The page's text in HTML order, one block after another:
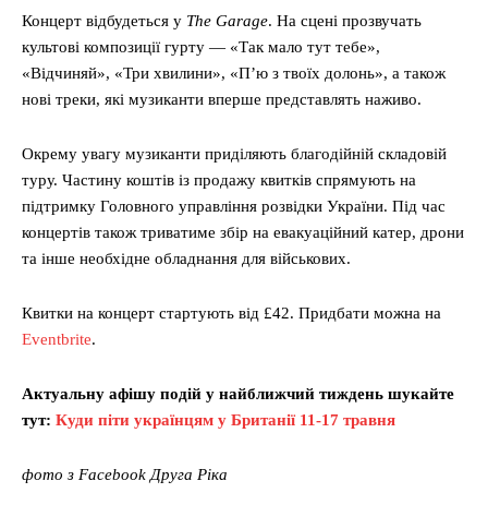
Концерт відбудеться у The Garage. На сцені прозвучать
культові композиції гурту — «Так мало тут тебе»,
«Відчиняй», «Три хвилини», «П’ю з твоїх долонь», а також
нові треки, які музиканти вперше представлять наживо.
Окрему увагу музиканти приділяють благодійній складовій
туру. Частину коштів із продажу квитків спрямують на
підтримку Головного управління розвідки України. Під час
концертів також триватиме збір на евакуаційний катер, дрони
та інше необхідне обладнання для військових.
Квитки на концерт стартують від £42. Придбати можна на
Eventbrite.
Актуальну афішу подій у найближчий тиждень шукайте
тут: Куди піти українцям у Британії 11-17 травня
фото з Facebook Друга Ріка